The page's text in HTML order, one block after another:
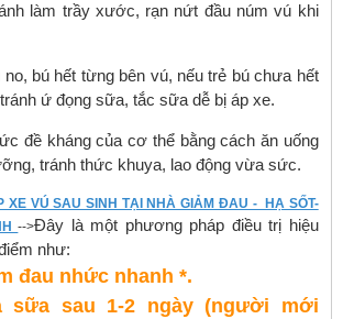
làm trầy xước, rạn nứt đầu núm vú khi
no, bú hết từng bên vú, nếu trẻ bú chưa hết
ứ đọng sữa, tắc sữa dễ bị áp xe.
đề kháng của cơ thể bằng cách ăn uống
tránh thức khuya, lao động vừa sức.
XE VÚ SAU SINH TẠI NHÀ GIẢM ĐAU - HẠ SỐT-
-->Đây là một phương pháp điều trị hiệu
như:
đau nhức nhanh *.
sữa sau 1-2 ngày (người mới